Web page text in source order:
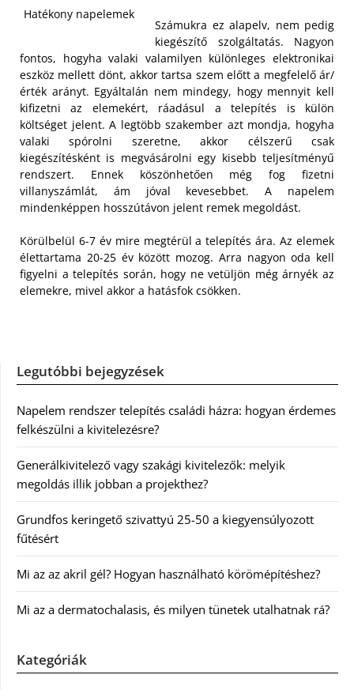
Hatékony napelemek
Számukra ez alapelv, nem pedig
kiegészítő szolgáltatás. Nagyon
fontos, hogyha valaki valamilyen különleges elektronikai
eszköz mellett dönt, akkor tartsa szem előtt a megfelelő ár/
érték arányt. Egyáltalán nem mindegy, hogy mennyit kell
kifizetni az elemekért, ráadásul a telepítés is külön
költséget jelent. A legtöbb szakember azt mondja, hogyha
valaki spórolni szeretne, akkor célszerű csak
kiegészítésként is megvásárolni egy kisebb teljesítményű
rendszert. Ennek köszönhetően még fog fizetni
villanyszámlát, ám jóval kevesebbet. A napelem
mindenképpen hosszútávon jelent remek megoldást.
Körülbelül 6-7 év mire megtérül a telepítés ára. Az elemek
élettartama 20-25 év között mozog. Arra nagyon oda kell
figyelni a telepítés során, hogy ne vetüljön még árnyék az
elemekre, mivel akkor a hatásfok csökken.
Legutóbbi bejegyzések
Napelem rendszer telepítés családi házra: hogyan érdemes
felkészülni a kivitelezésre?
Generálkivitelező vagy szakági kivitelezők: melyik
megoldás illik jobban a projekthez?
Grundfos keringető szivattyú 25-50 a kiegyensúlyozott
fűtésért
Mi az az akril gél? Hogyan használható körömépítéshez?
Mi az a dermatochalasis, és milyen tünetek utalhatnak rá?
Kategóriák